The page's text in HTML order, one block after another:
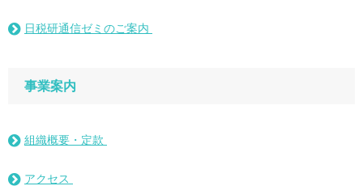
日税研通信ゼミのご案内
事業案内
組織概要・定款
アクセス